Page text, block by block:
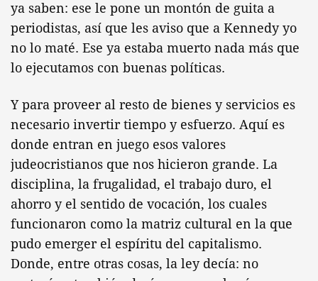
ya saben: ese le pone un montón de guita a
periodistas, así que les aviso que a Kennedy yo
no lo maté. Ese ya estaba muerto nada más que
lo ejecutamos con buenas políticas.
Y para proveer al resto de bienes y servicios es
necesario invertir tiempo y esfuerzo. Aquí es
donde entran en juego esos valores
judeocristianos que nos hicieron grande. La
disciplina, la frugalidad, el trabajo duro, el
ahorro y el sentido de vocación, los cuales
funcionaron como la matriz cultural en la que
pudo emerger el espíritu del capitalismo.
Donde, entre otras cosas, la ley decía: no